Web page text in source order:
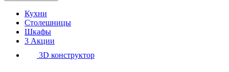
Кухни
Столешницы
Шкафы
3 Акции
3D конструктор